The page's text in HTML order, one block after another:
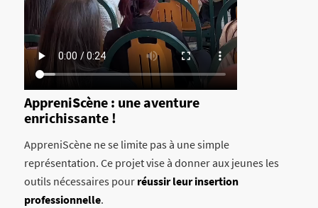
AppreniScène : une aventure
enrichissante !
AppreniScène ne se limite pas à une simple
représentation. Ce projet vise à donner aux jeunes les
outils nécessaires pour réussir leur insertion
professionnelle.